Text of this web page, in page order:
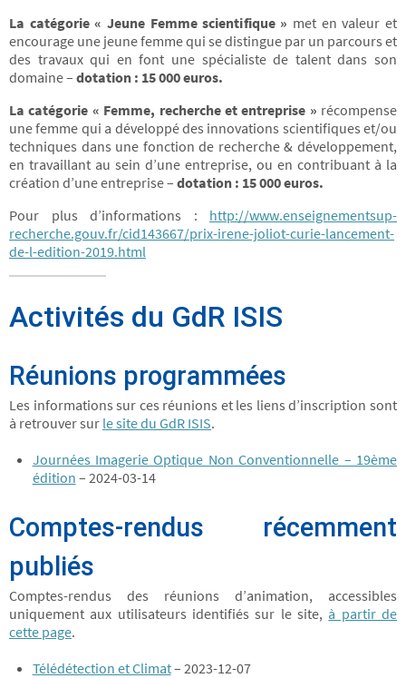
La catégorie « Jeune Femme scientifique » met en valeur et
encourage une jeune femme qui se distingue par un parcours et
des travaux qui en font une spécialiste de talent dans son
domaine – dotation : 15 000 euros.
La catégorie « Femme, recherche et entreprise » récompense
une femme qui a développé des innovations scientifiques et/ou
techniques dans une fonction de recherche & développement,
en travaillant au sein d’une entreprise, ou en contribuant à la
création d’une entreprise – dotation : 15 000 euros.
Pour plus d’informations : http://www.enseignementsup-
recherche.gouv.fr/cid143667/prix-irene-joliot-curie-lancement-
de-l-edition-2019.html
Activités du GdR ISIS
Réunions programmées
Les informations sur ces réunions et les liens d’inscription sont
à retrouver sur le site du GdR ISIS.
Journées Imagerie Optique Non Conventionnelle – 19ème
édition – 2024-03-14
Comptes-rendus récemment
publiés
Comptes-rendus des réunions d’animation, accessibles
uniquement aux utilisateurs identifiés sur le site, à partir de
cette page.
Télédétection et Climat– 2023-12-07